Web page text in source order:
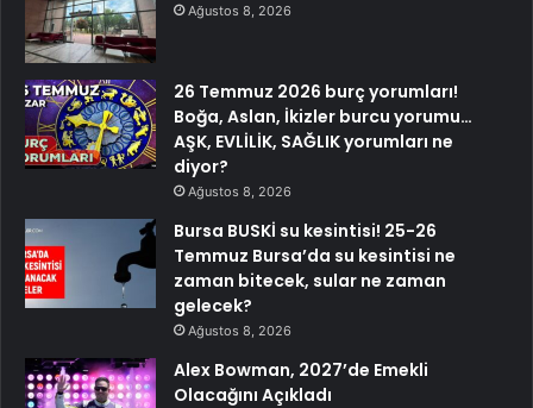
Ağustos 8, 2026
26 Temmuz 2026 burç yorumları!
Boğa, Aslan, İkizler burcu yorumu…
AŞK, EVLİLİK, SAĞLIK yorumları ne
diyor?
Ağustos 8, 2026
Bursa BUSKİ su kesintisi! 25-26
Temmuz Bursa’da su kesintisi ne
zaman bitecek, sular ne zaman
gelecek?
Ağustos 8, 2026
Alex Bowman, 2027’de Emekli
Olacağını Açıkladı